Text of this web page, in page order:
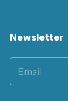
Newsletter